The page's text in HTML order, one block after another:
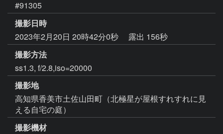
#91305
撮影日時
2023年2月20日 20時42分0秒
露出 156秒
撮影方法
ss1.3, f/2.8,iso=20000
撮影地
高知県香美市土佐山田町（北極星が屋根すれすれに見
える自宅の庭）
撮影機材